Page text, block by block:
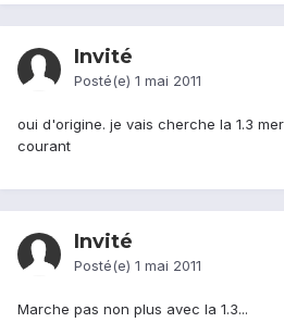
Invité
Posté(e) 1 mai 2011
oui d'origine. je vais cherche la 1.3
courant
Invité
Posté(e) 1 mai 2011
Marche pas non plus avec la 1.3...